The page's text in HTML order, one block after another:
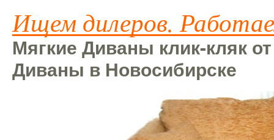
Ищем дилеров.
Мягкие Диваны клик-кляк
Диваны в Новосибирске